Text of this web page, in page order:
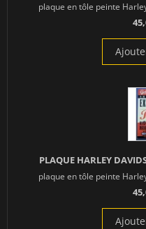
plaque en tôle peinte
PLAQUE HARLEY
plaque en tôle peinte